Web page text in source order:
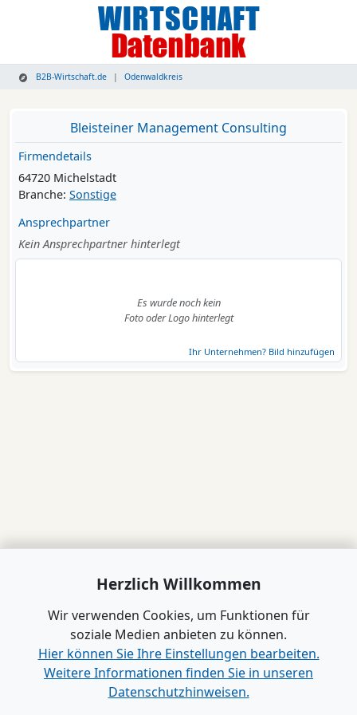
B2B-Wirtschaft.de Odenwaldkreis
Bleisteiner Management Consulting
Firmendetails
64720 Michelstadt
Branche: Sonstige
Ansprechpartner
Kein Ansprechpartner hinterlegt
Es wurde noch kein
Foto oder Logo hinterlegt
Ihr Unternehmen? Bild hinzufügen
Herzlich Willkommen
Wir verwenden Cookies, um Funktionen für
soziale Medien anbieten zu können.
Hier können Sie Ihre Einstellungen bearbeiten.
Weitere Informationen finden Sie in unseren
Datenschutzhinweisen.